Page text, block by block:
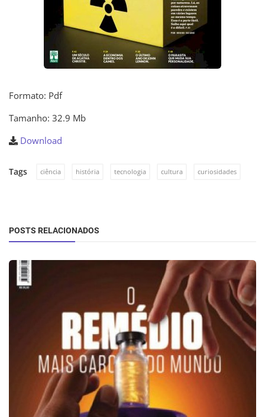
Formato: Pdf
Tamanho: 32.9 Mb
Download
Tags ciência história tecnologia cultura curiosidades
POSTS RELACIONADOS